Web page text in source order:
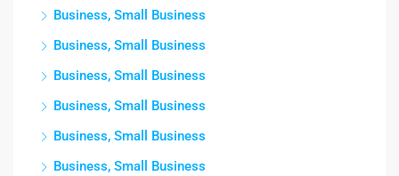
Business, Small Business
Business, Small Business
Business, Small Business
Business, Small Business
Business, Small Business
Business, Small Business